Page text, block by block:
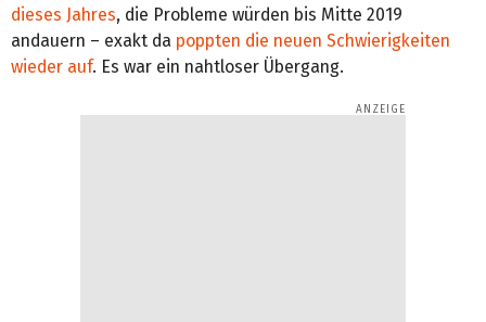
dieses Jahres, die Probleme würden bis Mitte 2019
andauern – exakt da poppten die neuen Schwierigkeiten
wieder auf. Es war ein nahtloser Übergang.